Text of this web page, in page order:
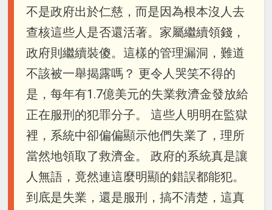
不是政府出於仁慈，而是因為根本沒人去
查核這些人是否還活著。家屬繼續領錢，
政府則繼續裝傻。這樣的管理漏洞，難道
不該被一舉揭露嗎？ 更令人哭笑不得的
是，每年有1.7億美元的失業救濟金發放給
正在服刑的犯罪分子。 這些人明明在監獄
裡，系統中卻偏偏顯示他們失業了，理所
當然地領取了救濟金。 政府的系統真是讓
人無語，竟然連這麼明顯的錯誤都能犯。
到底是失業，還是服刑，搞不清楚，這真